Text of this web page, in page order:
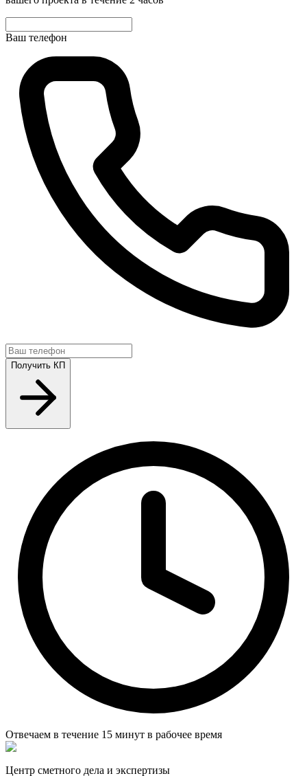
Ваш телефон
Получить КП
Отвечаем в течение 15 минут в рабочее время
Центр сметного дела и экспертизы